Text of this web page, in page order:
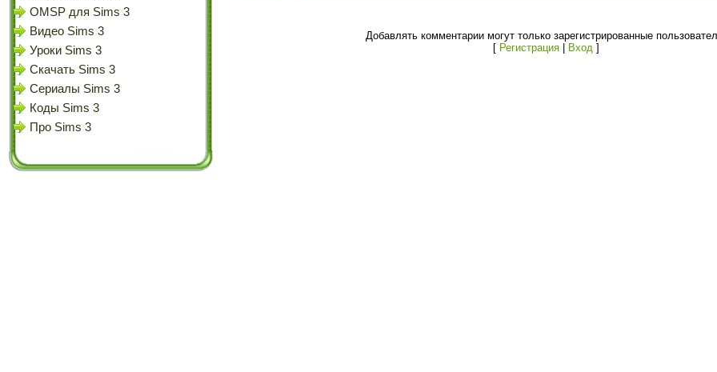
OMSP для Sims 3
Видео Sims 3
Уроки Sims 3
Скачать Sims 3
Сериалы Sims 3
Коды Sims 3
Про Sims 3
Добавлять комментарии могут только зарегистрированные
[ Регистрация| Вход]